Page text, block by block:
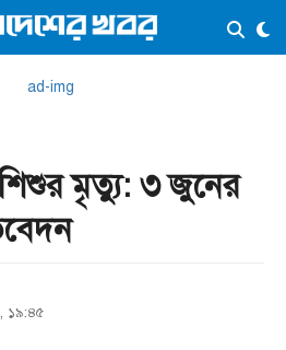
×
মৃত্যু: ৩ জুনের
১৯:৪৫